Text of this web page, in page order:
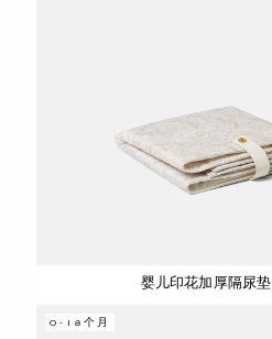
婴儿印花加厚隔尿垫
0-18个月